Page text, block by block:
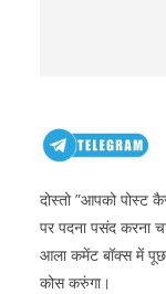
दोस्तो ”आपको पोस्ट
पर पदना पसंद करना
आला कमेंट बॉक्स में
कोस करुंगा।